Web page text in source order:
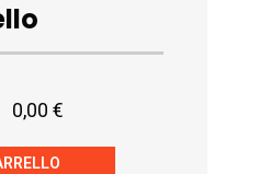
0,00 €